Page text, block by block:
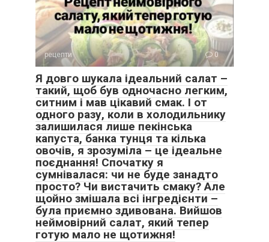
рецепти 0
Я довго шукала ідеальний салат –
такий, щоб був одночасно легким,
ситним і мав цікавий смак. І от
одного разу, коли в холодильнику
залишилася лише пекінська
капуста, банка тунця та кілька
овочів, я зрозуміла – це ідеальне
поєднання! Спочатку я
сумнівалася: чи не буде занадто
просто? Чи вистачить смаку? Але
щойно змішала всі інгредієнти –
була приємно здивована. Вийшов
неймовірний салат, який тепер
готую мало не щотижня!